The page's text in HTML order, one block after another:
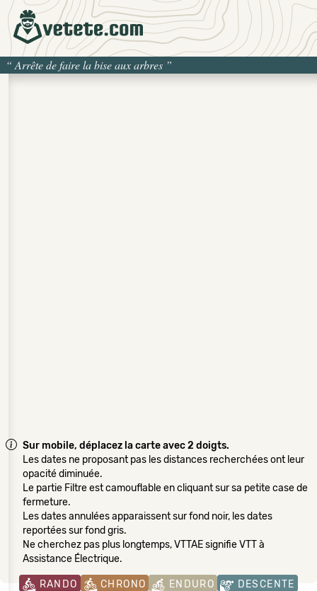
“ Arrête de faire la bise aux arbres ”
Sur mobile, déplacez la carte avec 2 doigts.
Les dates ne proposant pas les distances recherchées ont leur
opacité diminuée.
Le partie Filtre est camouflable en cliquant sur sa petite case de
fermeture.
Les dates annulées apparaissent sur fond noir, les dates
reportées sur fond gris.
Ne cherchez pas plus longtemps, VTTAE signifie VTT à
Assistance Électrique.
RANDO CHRONO ENDURO
DESCENTE